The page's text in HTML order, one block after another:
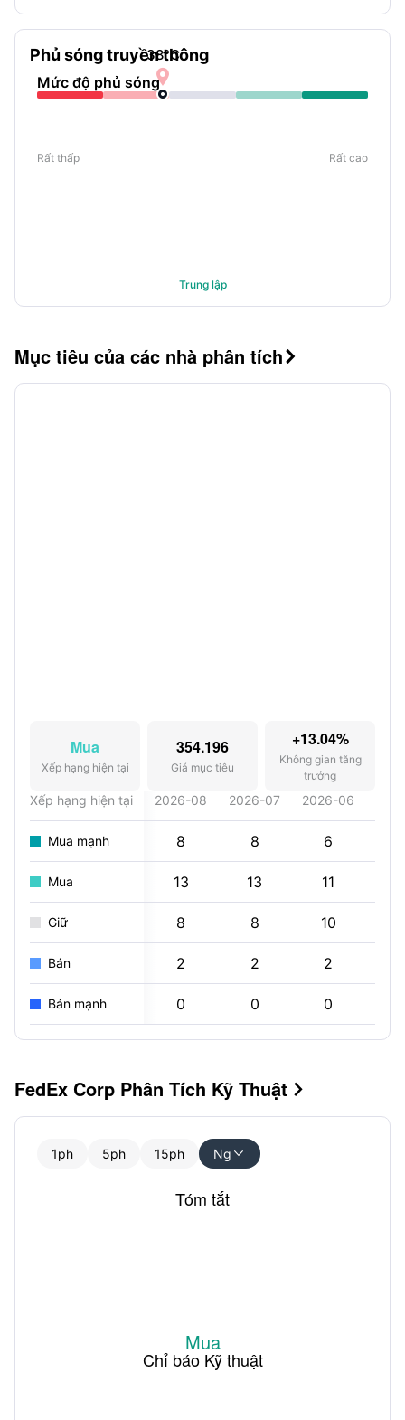
Phủ sóng truyền thông
Mức độ phủ sóng
38°C

Rất thấp Rất cao
Trung lập
Mục tiêu của các nhà phân tích 
Mua
Xếp hạng hiện tại
354.196
Giá mục tiêu
+13.04%
Không gian tăng
trưởng
Xếp hạng hiện tại 2026-08 2026-07 2026-06
Mua mạnh 8 8 6
Mua 13 13 11
Giữ 8 8 10
Bán 2 2 2
Bán mạnh 0 0 0
FedEx Corp Phân Tích Kỹ Thuật 
1ph 5ph 15ph Ng 
Chỉ báo Kỹ thuật
Tóm tắt
Mua